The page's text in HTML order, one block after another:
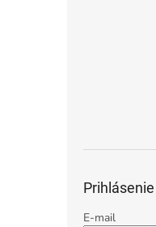
Prihlásenie
E-mail